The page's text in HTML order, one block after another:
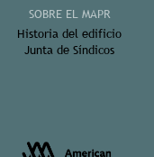
SOBRE EL MAPR
Historia del edificio
Junta de Síndicos